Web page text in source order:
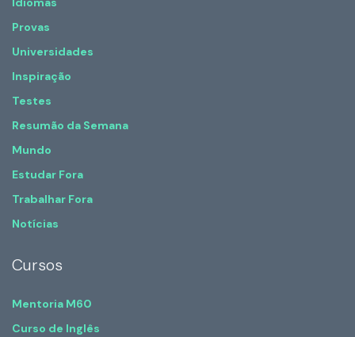
Provas
Universidades
Inspiração
Testes
Resumão da Semana
Mundo
Estudar Fora
Trabalhar Fora
Notícias
Cursos
Mentoria M60
Curso de Inglês